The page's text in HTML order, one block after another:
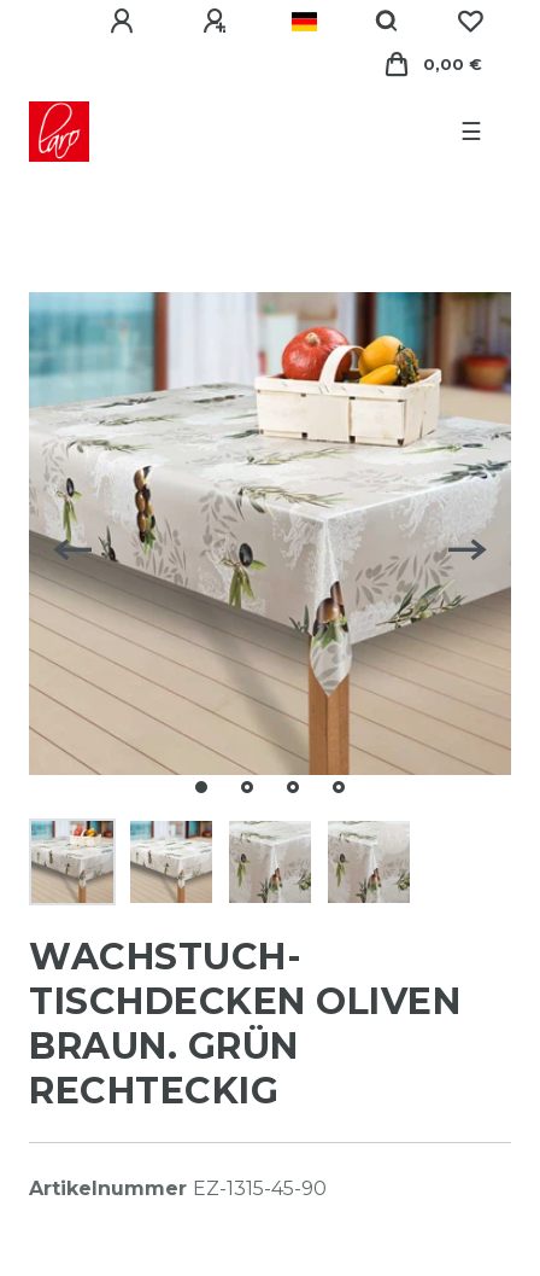
0,00 €
☰
WACHSTUCH-
TISCHDECKEN OLIVEN
BRAUN. GRÜN
RECHTECKIG
Artikelnummer EZ-1315-45-90